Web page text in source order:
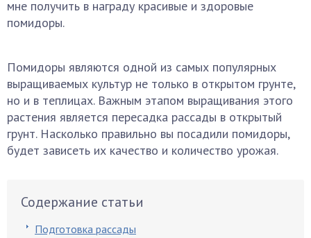
мне получить в награду красивые и здоровые
помидоры.
Помидоры являются одной из самых популярных
выращиваемых культур не только в открытом грунте,
но и в теплицах. Важным этапом выращивания этого
растения является пересадка рассады в открытый
грунт. Насколько правильно вы посадили помидоры,
будет зависеть их качество и количество урожая.
Содержание статьи
Подготовка рассады